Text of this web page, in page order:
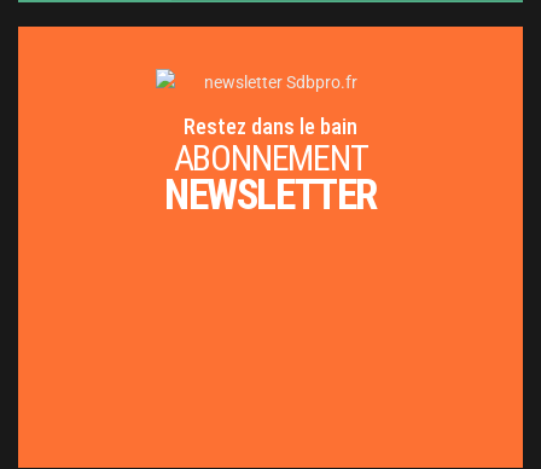
Restez dans le bain
ABONNEMENT
NEWSLETTER